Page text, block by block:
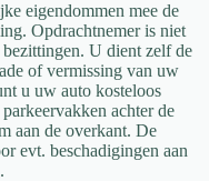
eigendommen mee de
Opdrachtnemer is niet
bezittingen. U dient zelf de
of vermissing van uw
u uw auto kosteloos
achterde
aan de overkant. De
evt. beschadigingen aan